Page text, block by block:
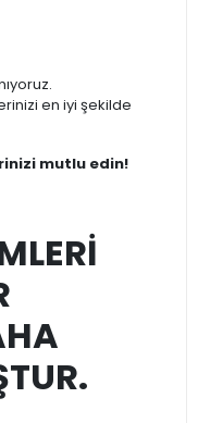
en iyi şekilde
mutlu edin!